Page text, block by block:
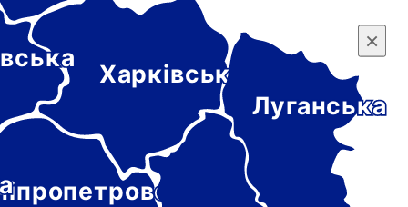
×
Харківська
Луганська
×